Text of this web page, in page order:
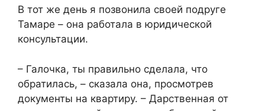
В тот же день я позвонила своей подруге
Тамаре – она работала в юридической
консультации.
– Галочка, ты правильно сделала, что
обратилась, – сказала она, просмотрев
документы на квартиру. – Дарственная от